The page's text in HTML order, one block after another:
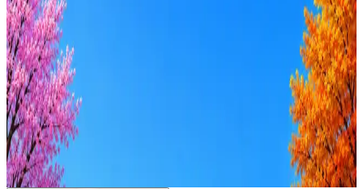
Стратегия поиска с AI: рынки, позиции, вилка, каналы
Ежедневный подбор из 600+ источников
AI генерация сопроводительных писем